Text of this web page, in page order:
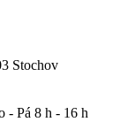
Stochov
- Pá 8 h - 16 h